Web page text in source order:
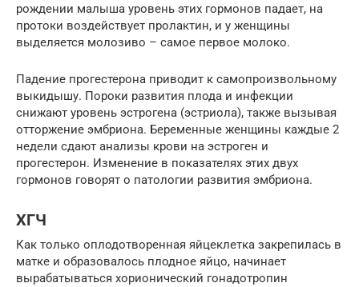
рождении малыша уровень этих гормонов падает, на
протоки воздействует пролактин, и у женщины
выделяется молозиво – самое первое молоко.
Падение прогестерона приводит к самопроизвольному
выкидышу. Пороки развития плода и инфекции
снижают уровень эстрогена (эстриола), также вызывая
отторжение эмбриона. Беременные женщины каждые 2
недели сдают анализы крови на эстроген и
прогестерон. Изменение в показателях этих двух
гормонов говорят о патологии развития эмбриона.
ХГЧ
Как только оплодотворенная яйцеклетка закрепилась в
матке и образовалось плодное яйцо, начинает
вырабатываться хорионический гонадотропин